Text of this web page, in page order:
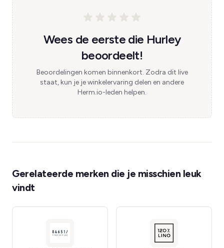
Wees de eerste die Hurley
beoordeelt!
Beoordelingen komen binnenkort. Zodra dit live
staat, kun je je winkelervaring delen en andere
Herm.io-leden helpen.
Gerelateerde merken die je misschien leuk
vindt